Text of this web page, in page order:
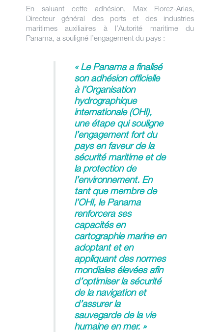
En saluant cette adhésion, Max Florez-Arias,
Directeur général des ports et des industries
maritimes auxiliaires à l’Autorité maritime du
Panama, a souligné l’engagement du pays :
« Le Panama a finalisé
son adhésion officielle
à l’Organisation
hydrographique
internationale (OHI),
une étape qui souligne
l’engagement fort du
pays en faveur de la
sécurité maritime et de
la protection de
l’environnement. En
tant que membre de
l’OHI, le Panama
renforcera ses
capacités en
cartographie marine en
adoptant et en
appliquant des normes
mondiales élevées afin
d’optimiser la sécurité
de la navigation et
d’assurer la
sauvegarde de la vie
humaine en mer. »